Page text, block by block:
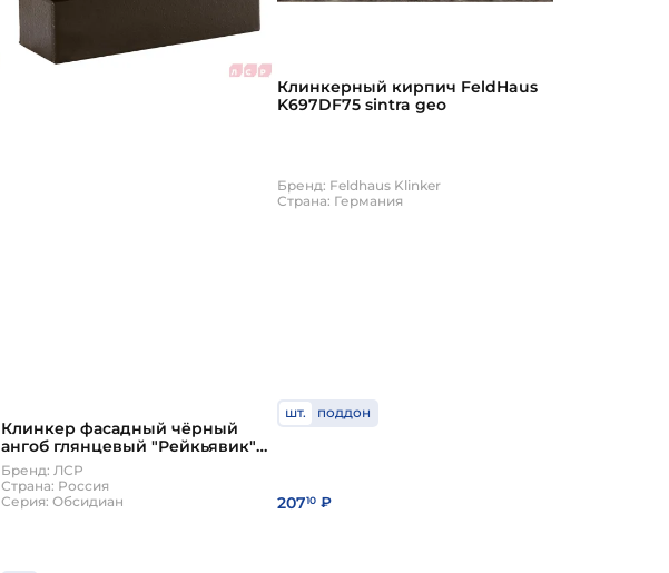
Клинкер фасадный чёрный
ангоб глянцевый "Рейкьявик"
0,71NF гладкий с65633
Бренд: ЛСР
Страна: Россия
Серия: Обсидиан
Клинкерный кирпич FeldHaus
K697DF75 sintra geo
Бренд: Feldhaus Klinker
Страна: Германия
шт. поддон
20710 ₽